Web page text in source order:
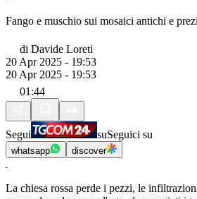
Fango e muschio sui mosaici antichi e
di Davide Loreti
20 Apr 2025 - 19:53
20 Apr 2025 - 19:53
01:44
Segui suSeguici su
whatsapp discover
La chiesa rossa perde i pezzi, le